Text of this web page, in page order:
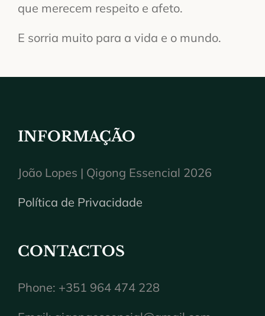
que merecem respeito e afeto.
E sorria muito para a vida e o mundo.
INFORMAÇÃO
João Lopes | Qigong Essencial 2026
Política de Privacidade
CONTACTOS
Phone: +351 964 474 228